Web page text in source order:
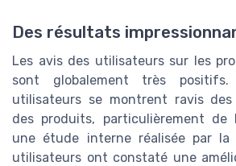
Des résultats
Les avis des utilisateurs sur les
sont globalement très
utilisateurs se montrent ravis
des produits, particulièrement de
une étude interne réalisée par la
utilisateurs ont constaté une